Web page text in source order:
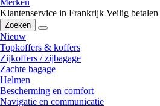
Klantenservice in Frankrijk Veilig betalen
Zoeken
Nieuw
Topkoffers & koffers
Zijkoffers / zijbagage
Zachte bagage
Helmen
Bescherming en comfort
Navigatie en communicatie